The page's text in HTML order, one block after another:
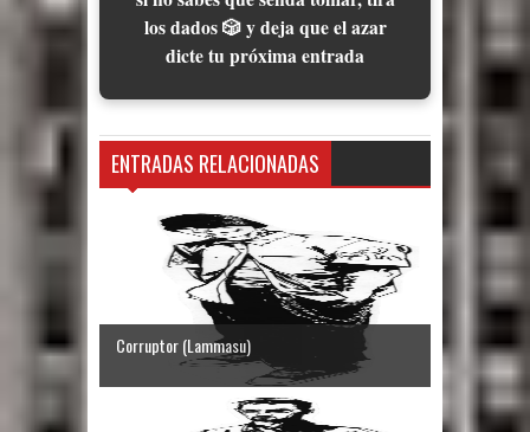
los dados 🎲 y deja que el azar
dicte tu próxima entrada
ENTRADAS RELACIONADAS
Corruptor (Lammasu)